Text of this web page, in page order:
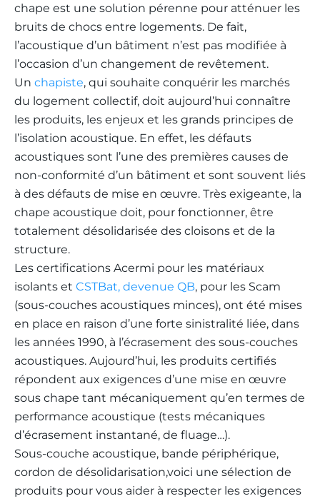
chape est une solution pérenne pour atténuer les
bruits de chocs entre logements. De fait,
l’acoustique d’un bâtiment n’est pas modifiée à
l’occasion d’un changement de revêtement.
Un chapiste, qui souhaite conquérir les marchés
du logement collectif, doit aujourd’hui connaître
les produits, les enjeux et les grands principes de
l’isolation acoustique. En effet, les défauts
acoustiques sont l’une des premières causes de
non-conformité d’un bâtiment et sont souvent liés
à des défauts de mise en œuvre. Très exigeante, la
chape acoustique doit, pour fonctionner, être
totalement désolidarisée des cloisons et de la
structure.
Les certifications Acermi pour les matériaux
isolants et CSTBat, devenue QB, pour les Scam
(sous-couches acoustiques minces), ont été mises
en place en raison d’une forte sinistralité liée, dans
les années 1990, à l’écrasement des sous-couches
acoustiques. Aujourd’hui, les produits certifiés
répondent aux exigences d’une mise en œuvre
sous chape tant mécaniquement qu’en termes de
performance acoustique (tests mécaniques
d’écrasement instantané, de fluage…).
Sous-couche acoustique, bande périphérique,
cordon de désolidarisation,voici une sélection de
produits pour vous aider à respecter les exigences